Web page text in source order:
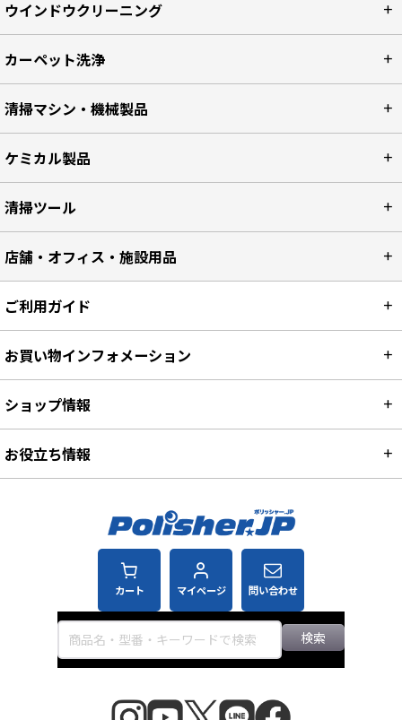
ウインドウクリーニング
カーペット洗浄
清掃マシン・機械製品
ケミカル製品
清掃ツール
店舗・オフィス・施設用品
カート マイページ 問い合わせ
検索
ご利用ガイド
お買い物インフォメーション
ショップ情報
お役立ち情報